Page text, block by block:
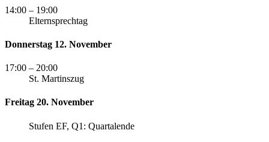
14:00 – 19:00
Elternsprechtag
Donnerstag 12. November
17:00 – 20:00
St. Martinszug
Freitag 20. November
Stufen EF, Q1: Quartalende